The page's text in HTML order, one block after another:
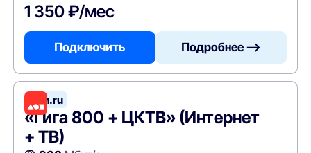
1 350 ₽/мес
Подключить Подробнее —>
Дом.ru
«Гига 800 + ЦКТВ» (Интернет
+ ТВ)